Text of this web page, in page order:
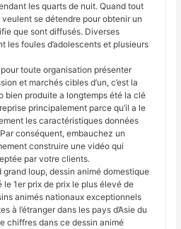
les quarts de nuit. Quand tout
se détendre pour obtenir un
que sont diffusés. Diverses
les foules d’adolescents et plusieurs
toute organisation présenter
et marchés cibles d’un, c’est la
bien produite a longtemps été la clé
principalement parce qu’il a le
les caractéristiques données
conséquent, embauchez un
construire une vidéo qui
par votre clients.
loup, dessin animé domestique
1er prix de prix le plus élevé de
animés nationaux exceptionnels
à l’étranger dans les pays d’Asie du
chiffres dans ce dessin animé